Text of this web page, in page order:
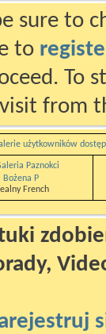
sure to
to
To
from
użytkowników
Bożena P
French